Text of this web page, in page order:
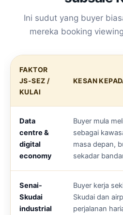
Ini sudut yang buyer
mereka booking
FAKTOR
JS-SEZ /
KULAI
KESAN
Data
centre &
digital
economy
Buyer mula
sebagai
masa depan,
sekadar
Senai-
Skudai
industrial
Buyer kerja
Skudai dan
perjalanan